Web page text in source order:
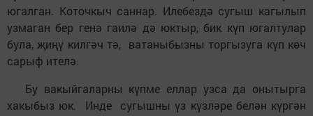
югалган. Коточкыч саннар. Илебездә сугыш кагылып
узмаган бер генә гаилә дә юктыр, бик күп югалтулар
була, җиңү килгәч тә, ватаныбызны торгызуга күп көч
сарыф ителә.
Бу вакыйгаларны күпме еллар узса да онытырга
хакыбыз юк. Инде сугышны үз күзләре белән күргән